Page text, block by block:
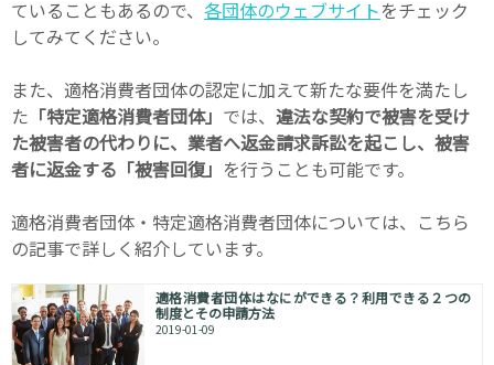
ていることもあるので、 各団体のウェブサイトをチェック
してみてください。
また、適格消費者団体の認定に加えて新たな要件を満たし
た 「特定適格消費者団体」 では、 違法な契約で被害を受け
た被害者の代わりに、業者へ返金請求訴訟を起こし、被害
者に返金する「被害回復」 を行うことも可能です。
適格消費者団体・特定適格消費者団体については、こちら
の記事で詳しく紹介しています。
適格消費者団体はなにができる？利用できる２つの
制度とその申請方法
2019-01-09